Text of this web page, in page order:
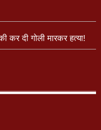
कर दी गोली मारकर हत्या!